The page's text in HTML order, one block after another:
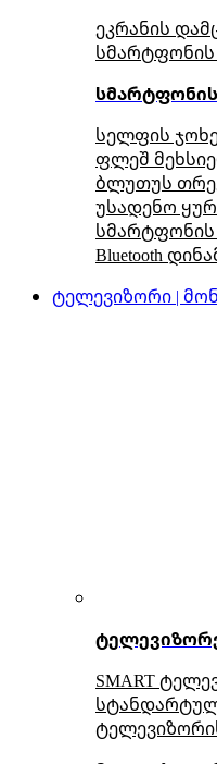
ეკრანის
სმარტფონის
სმარტფონის
სელფის
ფლეშ
ბლუთუს
უსადენო
სმარტფონის
Bluetooth
ტელევიზორი |
SMART